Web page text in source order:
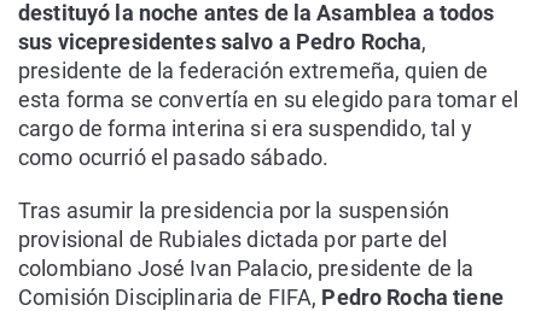
destituyó la noche antes de la Asamblea a todos
sus vicepresidentes salvo a Pedro Rocha,
presidente de la federación extremeña, quien de
esta forma se convertía en su elegido para tomar el
cargo de forma interina si era suspendido, tal y
como ocurrió el pasado sábado.
Tras asumir la presidencia por la suspensión
provisional de Rubiales dictada por parte del
colombiano José Ivan Palacio, presidente de la
Comisión Disciplinaria de FIFA, Pedro Rocha tiene